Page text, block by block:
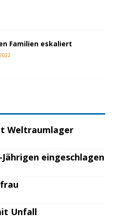
Familien eskaliert
Weltraumlager
eingeschlagen
Unfall